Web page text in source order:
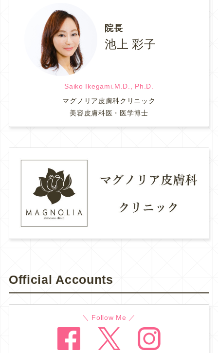
院長
池上 彩子
Saiko Ikegami.M.D., Ph.D.
マグノリア皮膚科クリニック
美容皮膚科医・医学博士
Official Accounts
＼ Follow Me ／